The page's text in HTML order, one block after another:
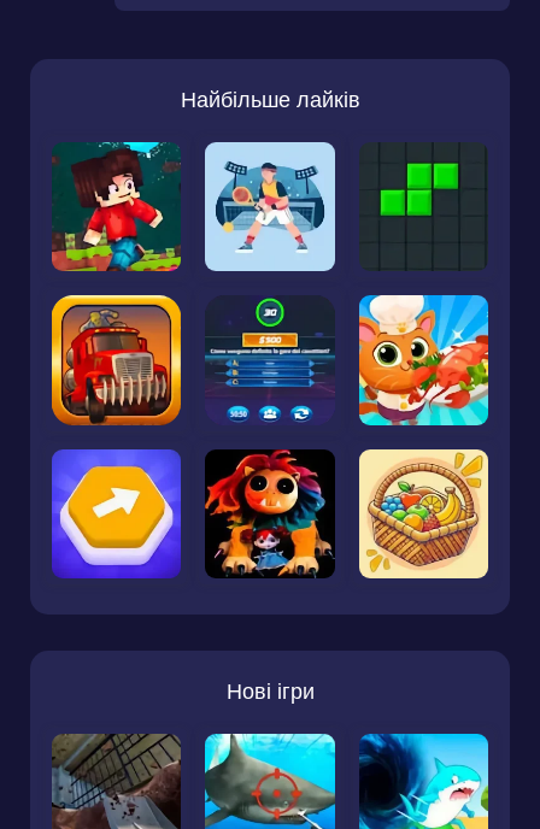
Найбільше лайків
Нові ігри